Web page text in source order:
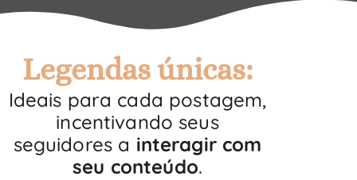
Legendas únicas:
Ideais para cada postagem,
incentivando seus
seguidores a interagir com
seu conteúdo.